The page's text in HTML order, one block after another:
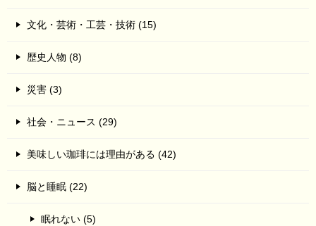
文化・芸術・工芸・技術 (15)
歴史人物 (8)
災害 (3)
社会・ニュース (29)
美味しい珈琲には理由がある (42)
脳と睡眠 (22)
眠れない (5)